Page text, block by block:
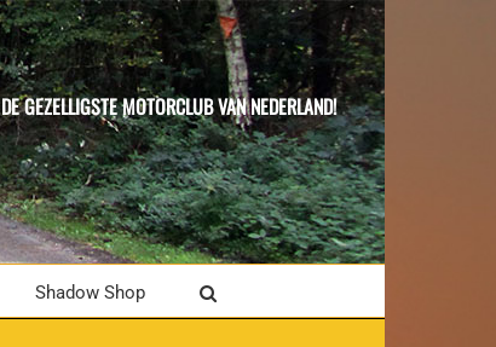
DE GEZELLIGSTE MOTORCLUB VAN NEDERLAND!
Shadow Shop